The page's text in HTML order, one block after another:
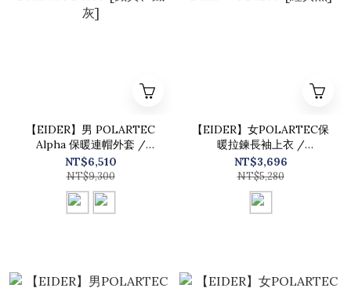
【EIDER】男 POLARTEC
Alpha 保暖連帽外套 /
24EDMU24131-[銘黃、鐵
灰]
NT$6,510
NT$9,300
【EIDER】女POLARTEC保
暖拉鍊長袖上衣 /
24EDWU24231-[經典黑]
NT$3,696
NT$5,280